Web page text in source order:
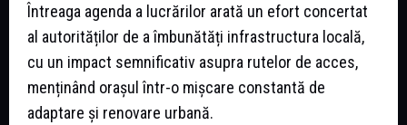
Întreaga agenda a lucrărilor arată un efort concertat
al autorităților de a îmbunătăți infrastructura locală,
cu un impact semnificativ asupra rutelor de acces,
menținând orașul într-o mișcare constantă de
adaptare și renovare urbană.